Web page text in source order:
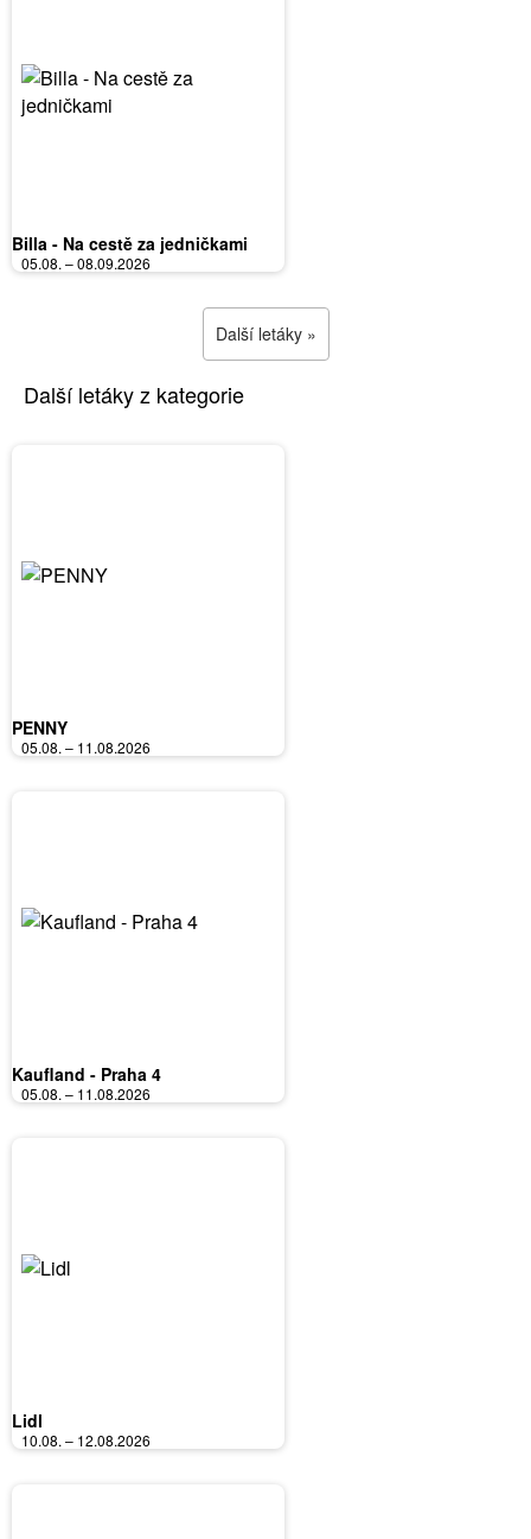
Billa - Na cestě za jedničkami
05.08. – 08.09.2026
Další letáky »
Další letáky z kategorie
PENNY
05.08. – 11.08.2026
Kaufland - Praha 4
05.08. – 11.08.2026
Lidl
10.08. – 12.08.2026